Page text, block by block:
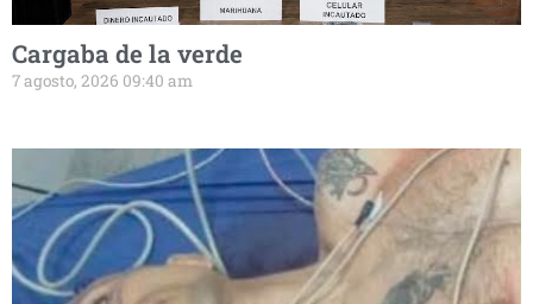
Cargaba de la verde
7 agosto, 2026 09:40 am